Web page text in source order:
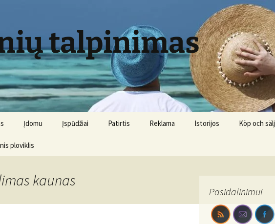
talpinimas
Įdomu Įspūdžiai Patirtis Reklama Istorijos Köp och sälj
ploviklis
kaunas
Pasidalinimui